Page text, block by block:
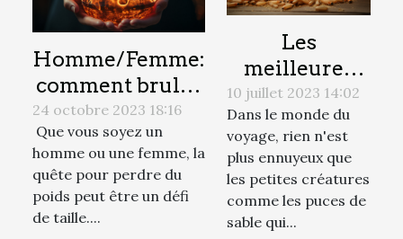
Homme/Femme:
comment bruler
efficacement les
graisse ?
24 octobre 2023 18:16
Que vous soyez un
homme ou une femme, la
quête pour perdre du
poids peut être un défi
de taille....
Les
meilleures
méthodes
naturelles
pour éliminer
les puces de
sable lors de
vos voyages
10 juillet 2023 14:02
Dans le monde du
voyage, rien n'est
plus ennuyeux que
les petites créatures
comme les puces de
sable qui...